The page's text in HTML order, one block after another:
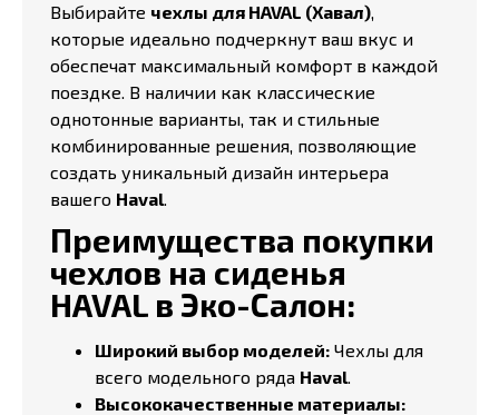
Выбирайте чехлы для HAVAL (Хавал),
которые идеально подчеркнут ваш вкус и
обеспечат максимальный комфорт в каждой
поездке. В наличии как классические
однотонные варианты, так и стильные
комбинированные решения, позволяющие
создать уникальный дизайн интерьера
вашего Haval.
Преимущества покупки
чехлов на сиденья
HAVAL в Эко-Салон:
Широкий выбор моделей: Чехлы для
всего модельного ряда Haval.
Высококачественные материалы: